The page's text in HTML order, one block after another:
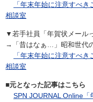
「年末年始に注意すべ
相談室
▼若手社員「年賀状メール
→「昔はなぁ…」昭和世代
「年末年始に注意すべ
相談室
■元となった記事はこちら
SPN JOURNAL Online